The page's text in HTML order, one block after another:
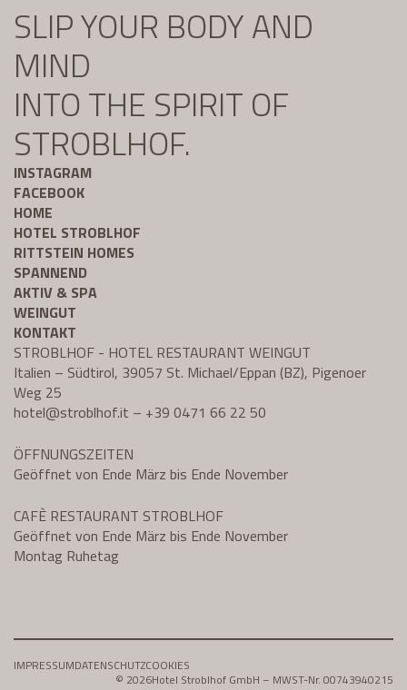
SLIP YOUR BODY AND
MIND
INTO THE SPIRIT OF
STROBLHOF.
INSTAGRAM
FACEBOOK
HOME
HOTEL STROBLHOF
RITTSTEIN HOMES
SPANNEND
AKTIV & SPA
WEINGUT
KONTAKT
STROBLHOF - HOTEL RESTAURANT WEINGUT
Italien – Südtirol, 39057 St. Michael/Eppan (BZ), Pigenoer
Weg 25
hotel@stroblhof.it – +39 0471 66 22 50
ÖFFNUNGSZEITEN
Geöffnet von Ende März bis Ende November
CAFÈ RESTAURANT STROBLHOF
Geöffnet von Ende März bis Ende November
Montag Ruhetag
IMPRESSUMDATENSCHUTZCOOKIES
© 2026Hotel Stroblhof GmbH – MWST-Nr. 00743940215